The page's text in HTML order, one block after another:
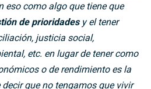
eso como algo que tiene que
de prioridadesy el tener
justicia social,
etc. en lugar de tener como
o de rendimiento es la
que no tengamos que vivir